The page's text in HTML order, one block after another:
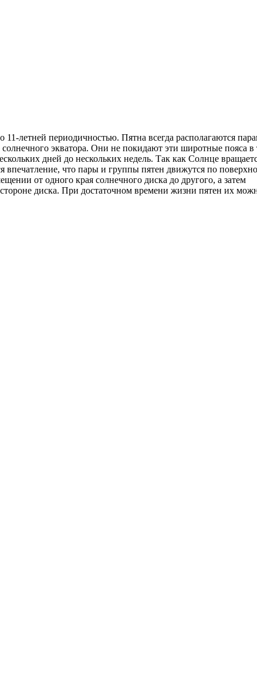
летней периодичностью. Пятна всегда располагаются
экватора. Они не покидают эти широтные пояса в
дней до нескольких недель. Так как Солнце
впечатление, что пары и группы пятен движутся по
от одного края солнечного диска до другого, а затем
диска. При достаточном времени жизни пятен их